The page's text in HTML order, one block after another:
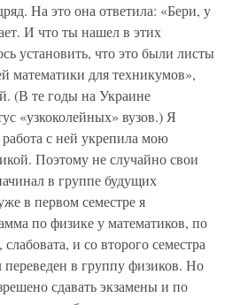
На это она ответила: «Бери, у
И что ты нашел в этих
установить, что это были листы
математики для техникумов»,
(В те годы на Украине
«узкоколейных» вузов.) Я
с ней укрепила мою
Поэтому не случайно свои
в группе будущих
в первом семестре я
по физике у математиков, по
и со второго семестра
в группу физиков. Но
сдавать экзамены и по